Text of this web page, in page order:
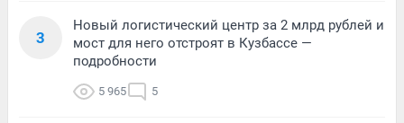
3
Новый логистический центр за 2 млрд рублей и
мост для него отстроят в Кузбассе —
подробности
5 965 5